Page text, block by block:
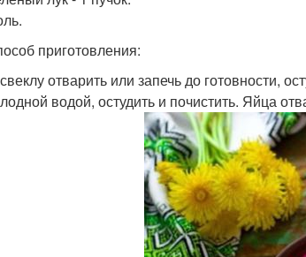
приготовления:
отварить или запечь до готовности,
водой, остудить и почистить. Яйца